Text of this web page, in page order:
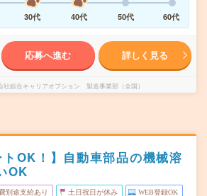
30代 40代 50代 60代
応募へ進む 詳しく見る
社綜合キャリアオプション 製造事業部（全国）
トOK！】自動車部品の機械溶
OK
別途支給あり 土日祝日が休み WEB登録OK